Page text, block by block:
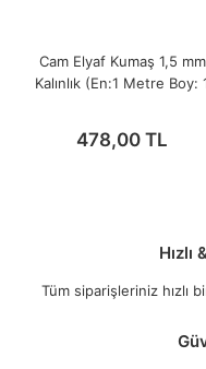
Cam Elyaf Kumaş 1,5 mm
Kalınlık (En:1 Metre Boy:
478,00 TL
Tüm siparişleriniz hızlı